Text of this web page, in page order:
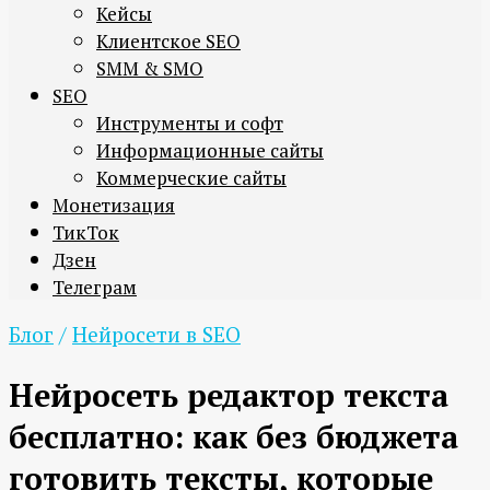
Кейсы
Клиентское SEO
SMM & SMO
SEO
Инструменты и софт
Информационные сайты
Коммерческие сайты
Монетизация
ТикТок
Дзен
Телеграм
Блог / Нейросети в SEO
Нейросеть редактор текста
бесплатно: как без бюджета
готовить тексты, которые